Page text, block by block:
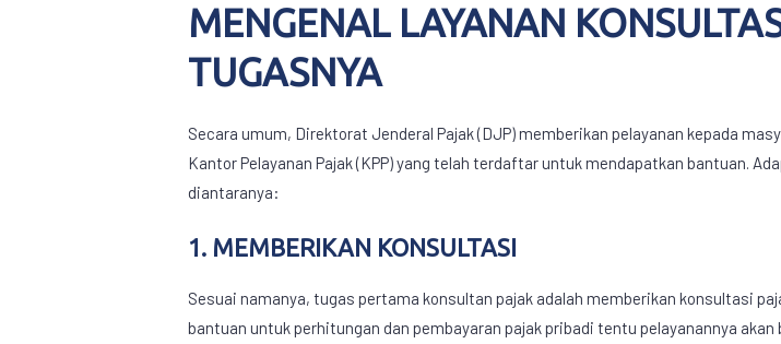
MENGENAL LAYANAN
TUGASNYA
Secara umum, Direktorat Jenderal Pajak (DJP) memberikan pelayanan kepada
Kantor Pelayanan Pajak (KPP) yang telah terdaftar untuk mendapatkan bantuan.
diantaranya:
1. MEMBERIKAN KONSULTASI
Sesuai namanya, tugas pertama konsultan pajak adalah memberikan konsultasi
bantuan untuk perhitungan dan pembayaran pajak pribadi tentu pelayanannya